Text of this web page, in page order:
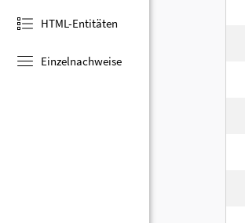
HTML-Entitäten
Einzelnachweise